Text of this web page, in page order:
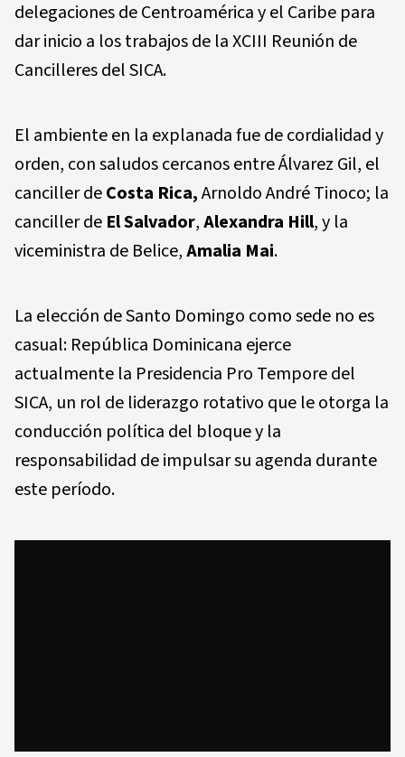
delegaciones de Centroamérica y el Caribe para
dar inicio a los trabajos de laXCIII Reunión de
Cancilleres del SICA.
El ambiente en la explanada fue de cordialidad y
orden, con saludos cercanos entre Álvarez Gil, el
canciller deCosta Rica,Arnoldo André Tinoco; la
canciller de El Salvador,Alexandra Hill, y la
viceministra de Belice,Amalia Mai.
La elección de Santo Domingo como sede no es
casual: República Dominicana ejerce
actualmente la Presidencia Pro Tempore del
SICA, un rol de liderazgo rotativo que le otorga la
conducción política del bloque y la
responsabilidad de impulsar su agenda durante
este período.